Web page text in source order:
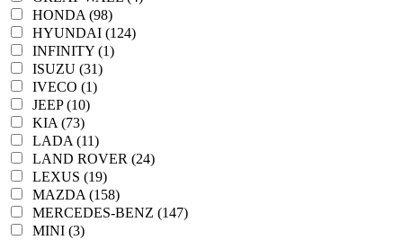
HONDA (98)
HYUNDAI (124)
INFINITY (1)
ISUZU (31)
IVECO (1)
JEEP (10)
KIA (73)
LADA (11)
LAND ROVER (24)
LEXUS (19)
MAZDA (158)
MERCEDES-BENZ (147)
MINI (3)